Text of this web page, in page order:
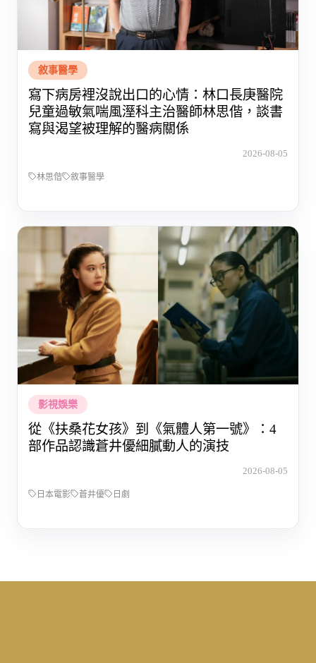
敘事醫學
寫下病房裡沒說出口的心情：林口長庚醫院
兒童過敏氣喘風溼科主治醫師林思偕，談書
寫與渴望被理解的醫病關係
2026-08-05
林思偕 敘事醫學
影視娛樂
從《扶桑花女孩》到《氣體人第一號》：4
部作品認識蒼井優細膩動人的演技
2026-08-05
日本電影 蒼井優 日劇